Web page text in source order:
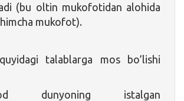
(bu oltin mukofotidan alohida
mukofot).
talablarga mos bo’lishi
dunyoning istalgan